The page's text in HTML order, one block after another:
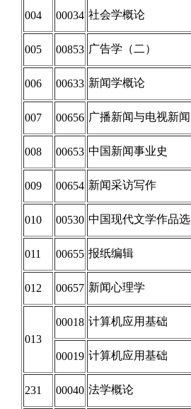
004 00034 社会学概论
005 00853 广告学（二）
006 00633 新闻学概论
007 00656 广播新闻与电视新闻
008 00653 中国新闻事业史
009 00654 新闻采访写作
010 00530 中国现代文学作品选
011 00655 报纸编辑
012 00657 新闻心理学
013
00018 计算机应用基础
00019 计算机应用基础
231 00040 法学概论